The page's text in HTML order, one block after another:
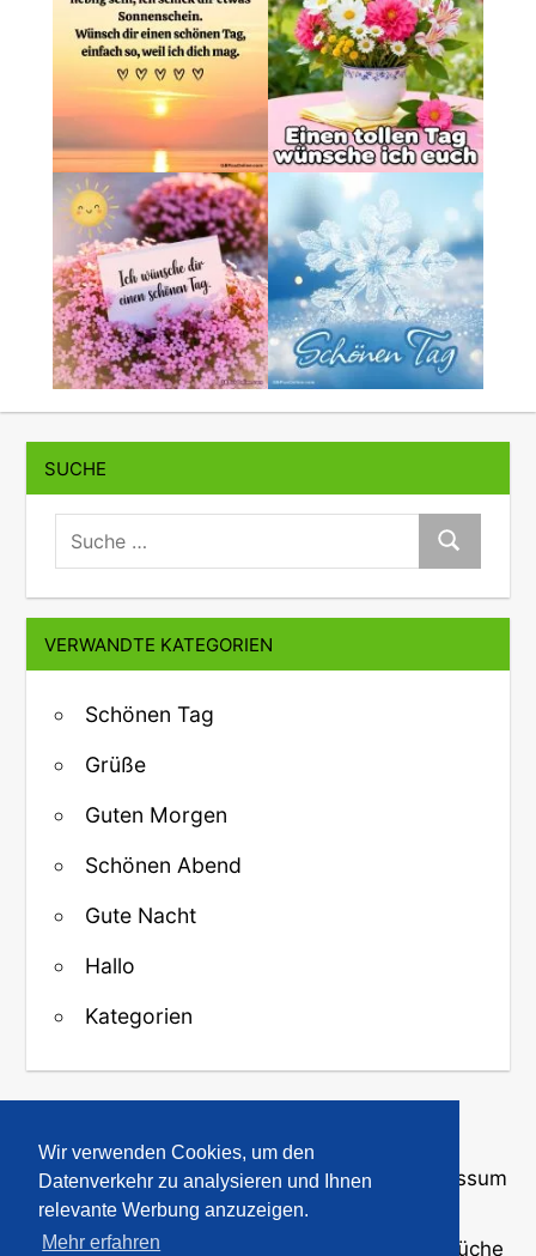
Wir verwenden Cookies, um den
Datenverkehr zu analysieren und Ihnen
relevante Werbung anzuzeigen.
Mehr erfahren
SUCHE
suche:
Suche
VERWANDTE KATEGORIEN
Schönen Tag
Grüße
Guten Morgen
Schönen Abend
Gute Nacht
Hallo
Kategorien
↑ Zurück zum Anfang
Über uns·Kontakt·Datenschutz Impressum
© 2008-2026 · Bilder und Sprüche